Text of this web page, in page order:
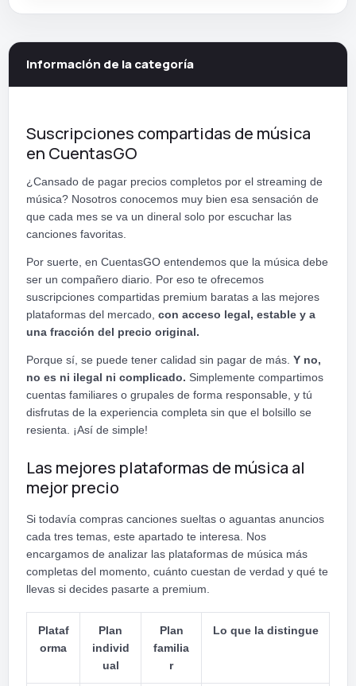
Información de la categoría
Suscripciones compartidas de música
en CuentasGO
¿Cansado de pagar precios completos por el streaming de
música? Nosotros conocemos muy bien esa sensación de
que cada mes se va un dineral solo por escuchar las
canciones favoritas.
Por suerte, en CuentasGO entendemos que la música debe
ser un compañero diario. Por eso te ofrecemos
suscripciones compartidas premium baratas a las mejores
plataformas del mercado, con acceso legal, estable y a
una fracción del precio original.
Porque sí, se puede tener calidad sin pagar de más. Y no,
no es ni ilegal ni complicado. Simplemente compartimos
cuentas familiares o grupales de forma responsable, y tú
disfrutas de la experiencia completa sin que el bolsillo se
resienta. ¡Así de simple!
Las mejores plataformas de música al
mejor precio
Si todavía compras canciones sueltas o aguantas anuncios
cada tres temas, este apartado te interesa. Nos
encargamos de analizar las plataformas de música más
completas del momento, cuánto cuestan de verdad y qué te
llevas si decides pasarte a premium.
Plataf
orma
Plan
individ
ual
Plan
familia
r
Lo que la distingue